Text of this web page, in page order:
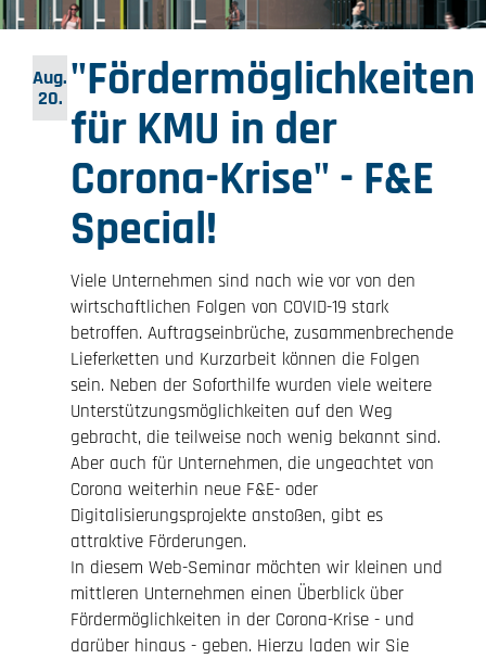
Aug.
20. "Fördermöglichkeiten
für KMU in der
Corona-Krise" - F&E
Special!
Viele Unternehmen sind nach wie vor von den
wirtschaftlichen Folgen von COVID-19 stark
betroffen. Auftragseinbrüche, zusammenbrechende
Lieferketten und Kurzarbeit können die Folgen
sein. Neben der Soforthilfe wurden viele weitere
Unterstützungsmöglichkeiten auf den Weg
gebracht, die teilweise noch wenig bekannt sind.
Aber auch für Unternehmen, die ungeachtet von
Corona weiterhin neue F&E- oder
Digitalisierungsprojekte anstoßen, gibt es
attraktive Förderungen.
In diesem Web-Seminar möchten wir kleinen und
mittleren Unternehmen einen Überblick über
Fördermöglichkeiten in der Corona-Krise - und
darüber hinaus - geben. Hierzu laden wir Sie